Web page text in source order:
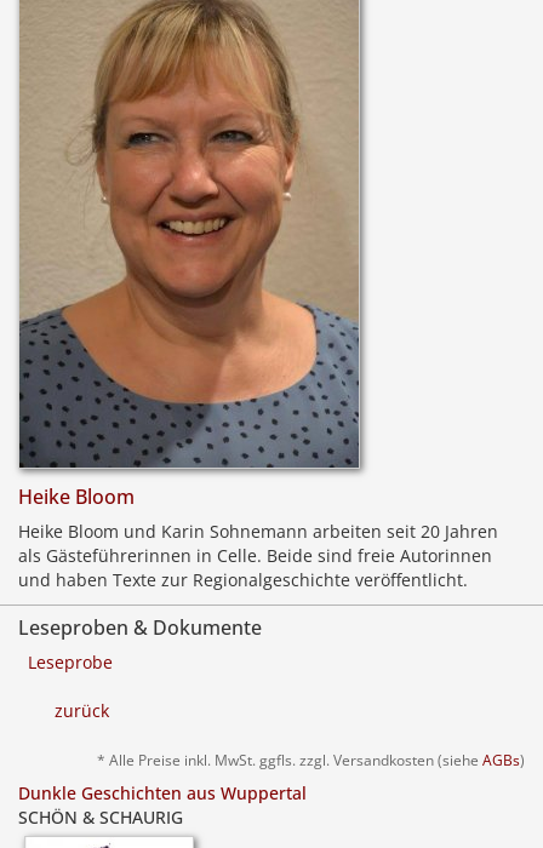
Heike Bloom
Heike Bloom und Karin Sohnemann arbeiten seit 20 Jahren
als Gästeführerinnen in Celle. Beide sind freie Autorinnen
und haben Texte zur Regionalgeschichte veröffentlicht.
Leseproben & Dokumente
Leseprobe
zurück
* Alle Preise inkl. MwSt. ggfls. zzgl. Versandkosten (siehe AGBs)
Dunkle Geschichten aus Wuppertal
SCHÖN & SCHAURIG